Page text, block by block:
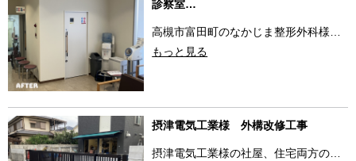
診察室…
高槻市富田町のなかじま整形外科様…
もっと見る
摂津電気工業様 外構改修工事
摂津電気工業様の社屋、住宅両方の…